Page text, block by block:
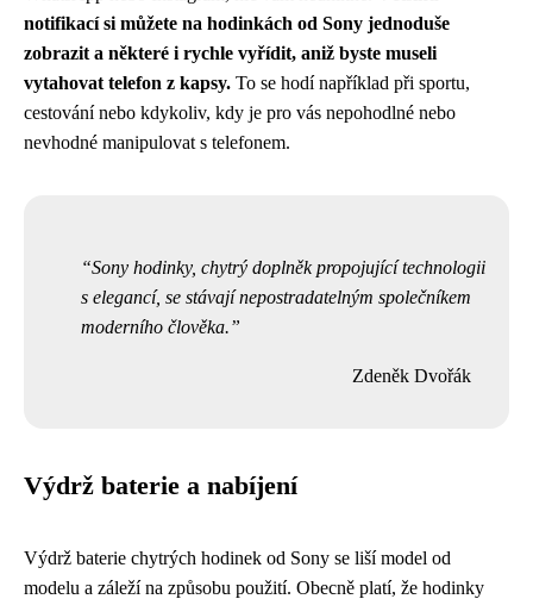
notifikací si můžete na hodinkách od Sony jednoduše
zobrazit a některé i rychle vyřídit, aniž byste museli
vytahovat telefon z kapsy. To se hodí například při sportu,
cestování nebo kdykoliv, kdy je pro vás nepohodlné nebo
nevhodné manipulovat s telefonem.
Sony hodinky, chytrý doplněk propojující technologii
s elegancí, se stávají nepostradatelným společníkem
moderního člověka.
Zdeněk Dvořák
Výdrž baterie a nabíjení
Výdrž baterie chytrých hodinek od Sony se liší model od
modelu a záleží na způsobu použití. Obecně platí, že hodinky